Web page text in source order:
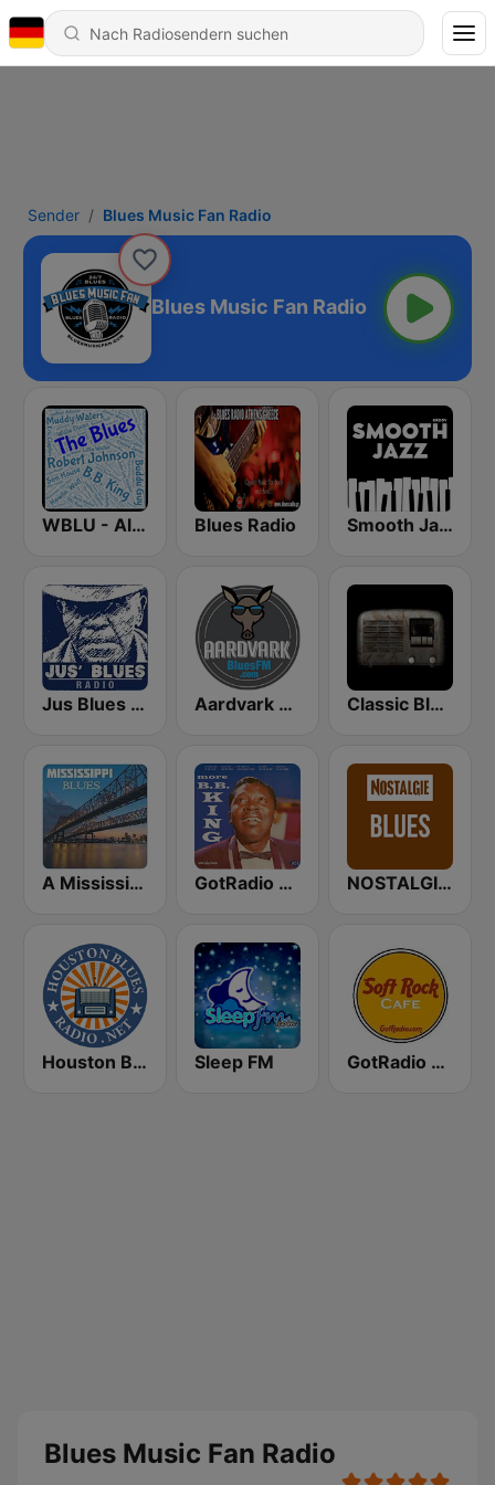
Sender Blues Music Fan Radio
Blues Music Fan Radio
WBLU - All Blues Radio Blues Radio Smooth Jazz - Groov
Jus Blues Radio Aardvark Blues FM Classic Blues Radio
A Mississippi Blues GotRadio - Bit O' Blues NOSTALGIE Blues
Houston Blues Radio Sleep FM GotRadio - Soft Rock Cafe
Blues Music Fan Radio